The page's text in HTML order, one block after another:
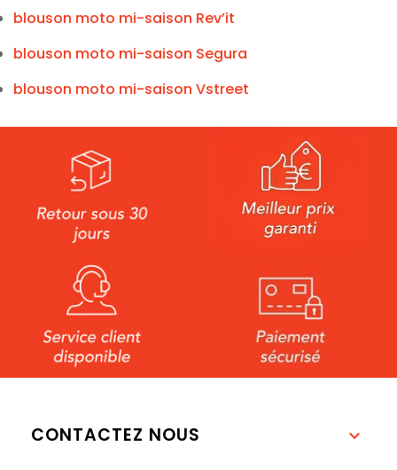
blouson moto mi-saison Rev’it
blouson moto mi-saison Segura
blouson moto mi-saison Vstreet
CONTACTEZ NOUS 